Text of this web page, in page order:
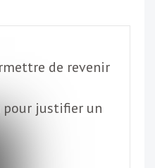
de revenir
pour justifier un